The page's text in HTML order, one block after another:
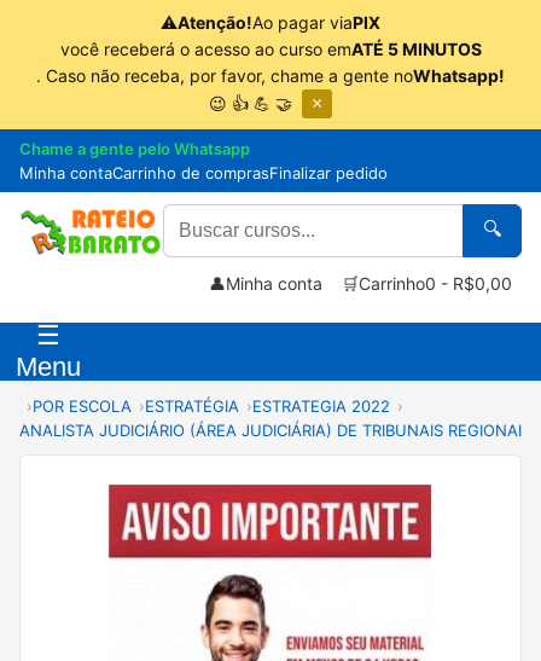
⚠Atenção!Ao pagar viaPIX
você receberá o acesso ao curso emATÉ 5 MINUTOS
. Caso não receba, por favor, chame a gente noWhatsapp!
😉 👍 💪 🤝
×
Chame a gente pelo Whatsapp
Minha contaCarrinho de comprasFinalizar pedido
🔍
👤Minha conta 🛒Carrinho0 - R$0,00
☰
Menu
POR ESCOLA ESTRATÉGIA
ESTRATEGIA 2022
ANALISTA JUDICIÁRIO (ÁREA JUDICIÁRIA) DE TRIBUNAIS